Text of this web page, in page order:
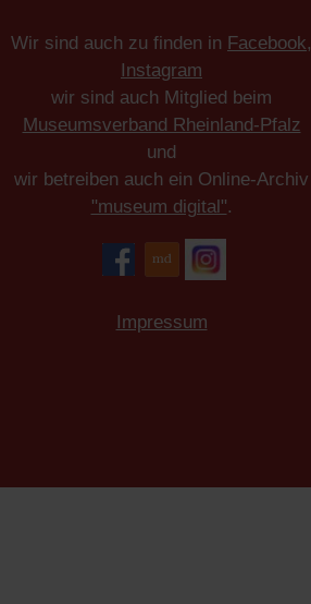
Wir sind auch zu finden in Facebook,
Instagram
wir sind auch Mitglied beim
Museumsverband Rheinland-Pfalz
und
wir betreiben auch ein Online-Archiv
"museum digital".
Impressum